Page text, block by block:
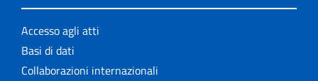
Accesso agli atti
Basi di dati
Collaborazioni internazionali